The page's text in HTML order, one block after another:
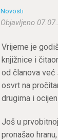
Novosti
Objavljeno
Vrijeme je
knjižnice i
od članova već
osvrt na
drugima i
Još u
pronašao